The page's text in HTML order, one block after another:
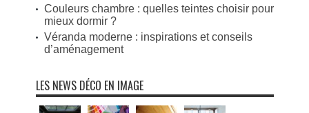
Couleurs chambre : quelles teintes choisir pour
mieux dormir ?
Véranda moderne : inspirations et conseils
d’aménagement
LES NEWS DÉCO EN IMAGE